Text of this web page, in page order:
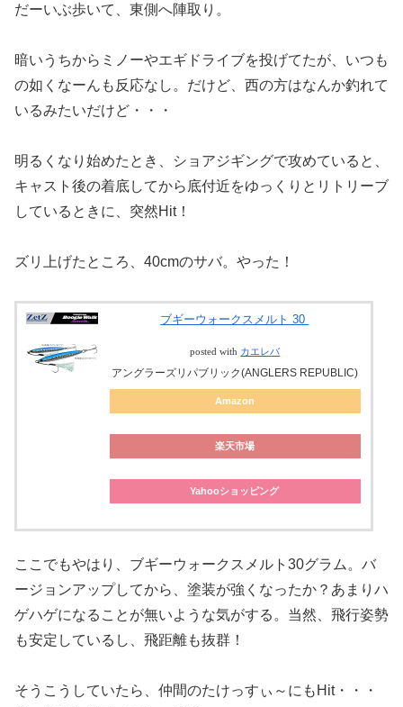
だーいぶ歩いて、東側へ陣取り。
暗いうちからミノーやエギドライブを投げてたが、いつも
の如くなーんも反応なし。だけど、西の方はなんか釣れて
いるみたいだけど・・・
明るくなり始めたとき、ショアジギングで攻めていると、
キャスト後の着底してから底付近をゆっくりとリトリーブ
しているときに、突然Hit！
ズリ上げたところ、40cmのサバ。やった！
ブギーウォークスメルト 30
posted with カエレバ
アングラーズリパブリック(ANGLERS REPUBLIC)
Amazon
楽天市場
Yahooショッピング
ここでもやはり、ブギーウォークスメルト30グラム。バ
ージョンアップしてから、塗装が強くなったか？あまりハ
ゲハゲになることが無いような気がする。当然、飛行姿勢
も安定しているし、飛距離も抜群！
そうこうしていたら、仲間のたけっすぃ～にもHit・・・